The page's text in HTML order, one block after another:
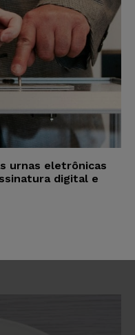
urnas eletrônicas
digital e